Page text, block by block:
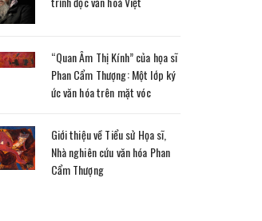
“Quan Âm Thị Kính” của họa sĩ
Phan Cẩm Thượng: Một lớp ký
ức văn hóa trên mặt vóc
Giới thiệu về Tiểu sử Họa sĩ,
Nhà nghiên cứu văn hóa Phan
Cẩm Thượng